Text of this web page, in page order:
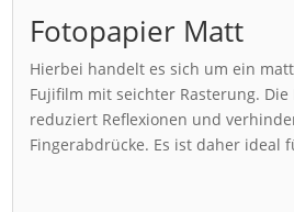
Fotopapier Matt
Hierbei handelt es sich um ein
Fujifilm mit seichter Rasterung.
reduziert Reflexionen und
Fingerabdrücke. Es ist daher ideal